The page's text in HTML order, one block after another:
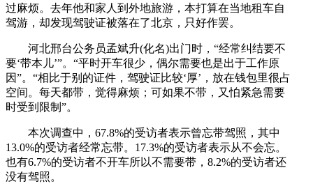
过麻烦。去年他和家人到外地旅游，本打算在当地租车自
驾游，却发现驾驶证被落在了北京，只好作罢。
河北邢台公务员孟斌升(化名)出门时，“经常纠结要不
要‘带本儿’”。“平时开车很少，偶尔需要也是出于工作原
因”。“相比于别的证件，驾驶证比较‘厚’，放在钱包里很占
空间。每天都带，觉得麻烦；可如果不带，又怕紧急需要
时受到限制”。
本次调查中，67.8%的受访者表示曾忘带驾照，其中
13.0%的受访者经常忘带。17.3%的受访者表示从不会忘。
也有6.7%的受访者不开车所以不需要带，8.2%的受访者还
没有驾照。